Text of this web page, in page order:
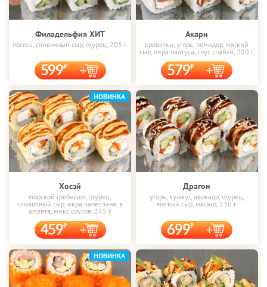
Филадельфия ХИТ
лосось, сливочный сыр, огурец, 205 г.
599
Акари
креветки, угорь, помидор, мягкий
сыр, икра палтуса, соус спайси, 220 г.
579
Хосэй
морской гребешок, огурец,
сливочный сыр, икра капеллана, в
омлете, микс соусов, 245 г.
459
НОВИНКА
Драгон
угорь, кунжут, авокадо, огурец,
мягкий сыр, масаго, 230 г.
699
НОВИНКА